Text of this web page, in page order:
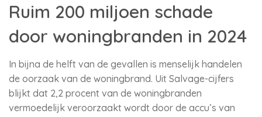
Ruim 200 miljoen schade
door woningbranden in 2024
In bijna de helft van de gevallen is menselijk handelen
de oorzaak van de woningbrand. Uit Salvage-cijfers
blijkt dat 2,2 procent van de woningbranden
vermoedelijk veroorzaakt wordt door de accu’s van